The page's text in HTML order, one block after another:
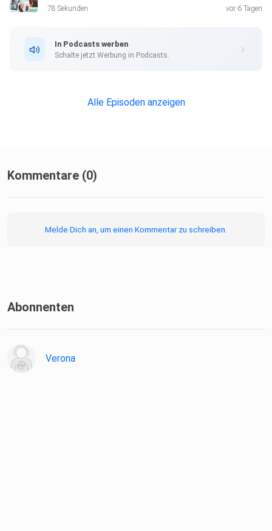
https://art19.com/privacy. Die Datenschutzrichtlinien für
78 Sekunden vor 6 Tagen
In Podcasts werben
Schalte jetzt Werbung in Podcasts.
Alle Episoden anzeigen
Kommentare (0)
Melde Dich an, um einen Kommentar zu schreiben.
Abonnenten
Verona